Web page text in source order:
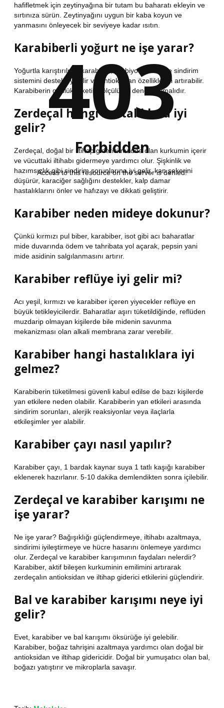
hafifletmek için zeytinyağına bir tutam bu baharatı ekleyin ve
sırtınıza sürün. Zeytinyağını uygun bir kaba koyun ve
yanmasını önleyecek bir seviyeye kadar ısıtın.
Karabiberli yoğurt ne işe yarar?
Yoğurtla karıştırılmış karabiber, probiyotik etkisiyle sindirim
sistemini destekleyebilir ve antioksidan özelliklerini artırabilir.
Karabiberin günlük tüketimi ölçülü ve dengeli olmalıdır.
Zerdeçal hangi hastalıklara iyi
gelir?
Zerdeçal, doğal bir iltihap giderici madde olan kurkumin içerir
ve vücuttaki iltihabı gidermeye yardımcı olur. Şişkinlik ve
hazımsızlık gibi sindirim sorunlarına iyi gelir, kan şekerini
düşürür, karaciğer sağlığını destekler, kalp damar
hastalıklarını önler ve hafızayı ve dikkati geliştirir.
Karabiber neden mideye dokunur?
Çünkü kırmızı pul biber, karabiber, isot gibi acı baharatlar
mide duvarında ödem ve tahribata yol açarak, pepsin yani
mide asidinin salgılanmasını artırır.
Karabiber reflüye iyi gelir mi?
Acı yeşil, kırmızı ve karabiber içeren yiyecekler reflüye en
büyük tetikleyicilerdir. Baharatlar aşırı tüketildiğinde, reflüden
muzdarip olmayan kişilerde bile midenin savunma
mekanizması olan alkali membrana zarar verebilir.
Karabiber hangi hastalıklara iyi
gelmez?
Karabiberin tüketilmesi güvenli kabul edilse de bazı kişilerde
yan etkilere neden olabilir. Karabiberin yan etkileri arasında
sindirim sorunları, alerjik reaksiyonlar veya ilaçlarla
etkileşimler yer alabilir.
Karabiber çayı nasıl yapılır?
Karabiber çayı, 1 bardak kaynar suya 1 tatlı kaşığı karabiber
eklenerek hazırlanır. 5-10 dakika demlendikten sonra içilebilir.
Zerdeçal ve karabiber karışımı ne
işe yarar?
Ne işe yarar? Bağışıklığı güçlendirmeye, iltihabı azaltmaya,
sindirimi iyileştirmeye ve hücre hasarını önlemeye yardımcı
olur. Zerdeçal ve karabiber karışımının faydaları nelerdir?
Karabiber, aktif bileşen kurkuminin emilimini artırarak
zerdeçalın antioksidan ve iltihap giderici etkilerini güçlendirir.
Bal ve karabiber karışımı neye iyi
gelir?
Evet, karabiber ve bal karışımı öksürüğe iyi gelebilir.
Karabiber, boğaz tahrişini azaltmaya yardımcı olan doğal bir
antioksidan ve iltihap gidericidir. Doğal bir yumuşatıcı olan bal,
boğazı yatıştırır ve mikroplarla savaşır.
403
Forbidden
Access to this resource on the server is denied!